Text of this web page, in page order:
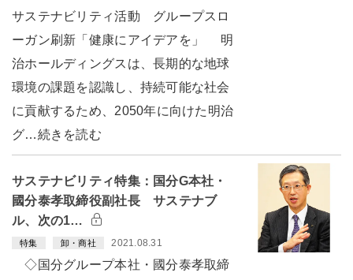
サステナビリティ活動 グループスロ
ーガン刷新「健康にアイデアを」 明
治ホールディングスは、長期的な地球
環境の課題を認識し、持続可能な社会
に貢献するため、2050年に向けた明治
グ…続きを読む
サステナビリティ特集：国分G本社・
國分泰孝取締役副社長 サステナブ
ル、次の1…
特集 卸・商社 2021.08.31
◇国分グループ本社・國分泰孝取締